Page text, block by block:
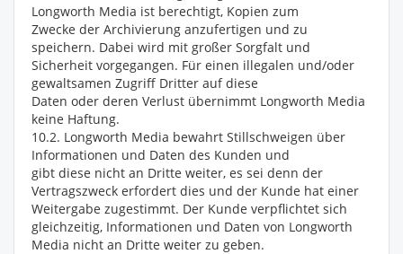
Longworth Media ist berechtigt, Kopien zum
Zwecke der Archivierung anzufertigen und zu
speichern. Dabei wird mit großer Sorgfalt und
Sicherheit vorgegangen. Für einen illegalen und/oder
gewaltsamen Zugriff Dritter auf diese
Daten oder deren Verlust übernimmt Longworth Media
keine Haftung.
10.2. Longworth Media bewahrt Stillschweigen über
Informationen und Daten des Kunden und
gibt diese nicht an Dritte weiter, es sei denn der
Vertragszweck erfordert dies und der Kunde hat einer
Weitergabe zugestimmt. Der Kunde verpflichtet sich
gleichzeitig, Informationen und Daten von Longworth
Media nicht an Dritte weiter zu geben.